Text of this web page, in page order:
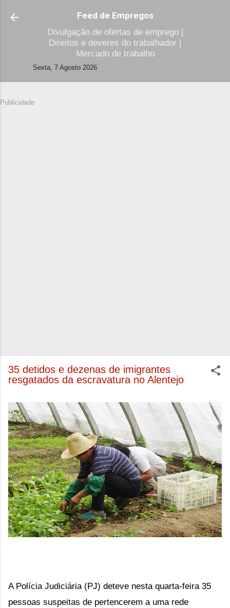
Avançar para o conteúdo principal
Feed de Empregos
Divulgação de ofertas de emprego |
Direitos e deveres do trabalhador |
Mercado de trabalho
Sexta, 7 Agosto 2026
Publicidade
35 detidos e dezenas de imigrantes
resgatados da escravatura no Alentejo
A Polícia Judiciária (PJ) deteve nesta quarta-feira 35
pessoas suspeitas de pertencerem a uma rede